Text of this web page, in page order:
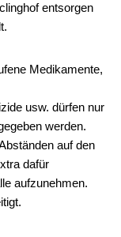
entsorgen
Medikamente,
usw. dürfen nur
werden.
auf den
dafür
aufzunehmen.